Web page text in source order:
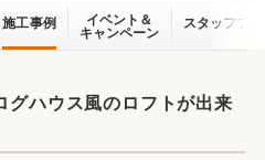
施工事例
イベント＆
キャンペーン
スタッフブ
グハウス風のロフトが出来